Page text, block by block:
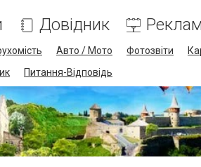
Довідник
Авто / Мото Фотозвіти
Питання-Відповідь